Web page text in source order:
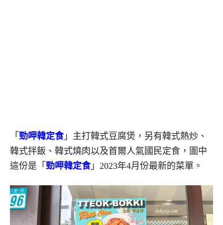
「 勁呷韓定食」主打韓式豆腐煲，另有韓式熱炒、
韓式拌飯、韓式燒肉以及首爾人氣國民定食，圖中
這份是「 勁呷韓定食」2023年4月份最新的菜單。